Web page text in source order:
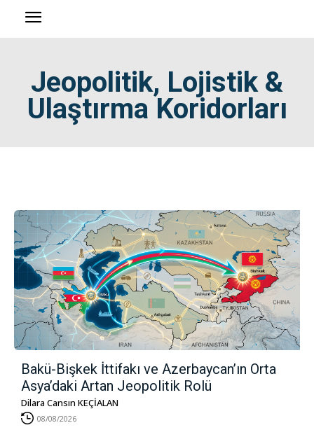
Jeopolitik, Lojistik &
Ulaştırma Koridorları
Bakü-Bişkek İttifakı ve Azerbaycan’ın Orta
Asya’daki Artan Jeopolitik Rolü
Dilara Cansın KEÇİALAN
08/08/2026